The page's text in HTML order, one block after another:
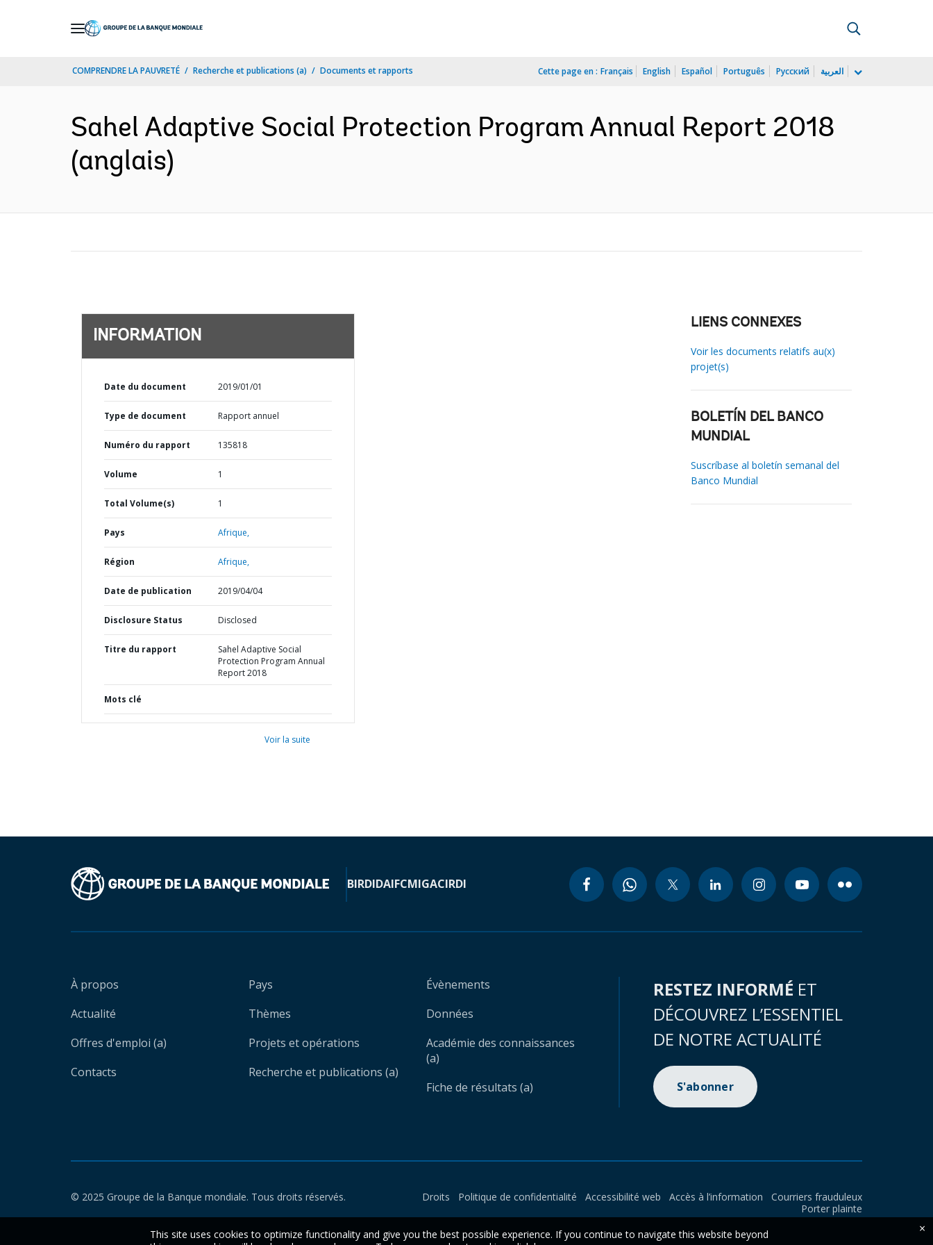
COMPRENDRE LA PAUVRETÉ Recherche et publications (a) Documents et rapports Cette page en : Français English Español Português Русский العربية
Sahel Adaptive Social Protection Program Annual Report 2018
(anglais)
INFORMATION
Date du document 2019/01/01
Type de document Rapport annuel
Numéro du rapport 135818
Volume 1
Total Volume(s) 1
Pays Afrique,
Région Afrique,
Date de publication 2019/04/04
Disclosure Status Disclosed
Titre du rapport
Sahel Adaptive Social
Protection Program Annual
Report 2018
Mots clé
Voir la suite
LIENS CONNEXES
Voir les documents relatifs au(x)
projet(s)
BOLETÍN DEL BANCO
MUNDIAL
Suscríbase al boletín semanal del
Banco Mundial
BIRDIDAIFCMIGACIRDI
À propos
Actualité
Offres d'emploi (a)
Contacts
Pays
Thèmes
Projets et opérations
Recherche et publications (a)
Évènements
Données
Académie des connaissances
(a)
Fiche de résultats (a)
RESTEZ INFORMÉ ET
DÉCOUVREZ L’ESSENTIEL
DE NOTRE ACTUALITÉ
S'abonner
© 2025 Groupe de la Banque mondiale. Tous droits réservés. Droits Politique de confidentialité Accessibilité web Accès à l’information
Courriers frauduleux
Porter plainte
This site uses cookies to optimize functionality and give you the best possible experience. If you continue to navigate this website beyond
×